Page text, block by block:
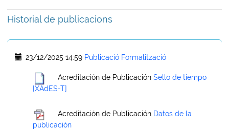
Historial de publicacions
23/12/2025 14:59 Publicació Formalització
Acreditación de Publicación Sello de tiempo
[XAdES-T]
Acreditación de Publicación Datos de la
publicación